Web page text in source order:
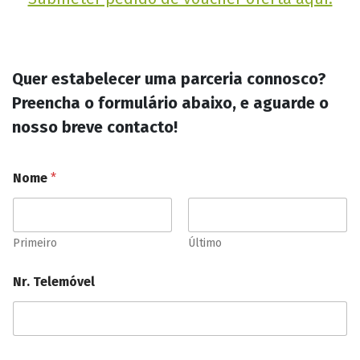
Quer estabelecer uma parceria connosco?
Preencha o formulário abaixo, e aguarde o
nosso breve contacto!
Nome *
Primeiro Último
Nr. Telemóvel